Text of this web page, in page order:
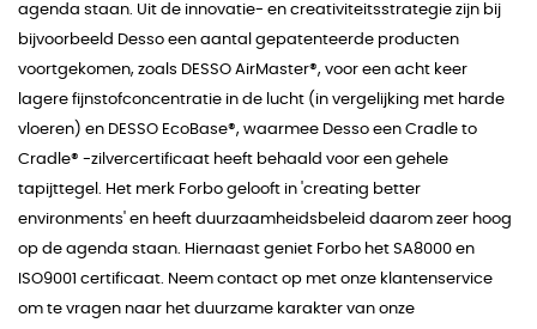
agenda staan. Uit de innovatie- en creativiteitsstrategie zijn bij
bijvoorbeeld Desso een aantal gepatenteerde producten
voortgekomen, zoals DESSO AirMaster®, voor een acht keer
lagere fijnstofconcentratie in de lucht (in vergelijking met harde
vloeren) en DESSO EcoBase®, waarmee Desso een Cradle to
Cradle® -zilvercertificaat heeft behaald voor een gehele
tapijttegel. Het merk Forbo gelooft in 'creating better
environments' en heeft duurzaamheidsbeleid daarom zeer hoog
op de agenda staan. Hiernaast geniet Forbo het SA8000 en
ISO9001 certificaat. Neem contact op met onze klantenservice
om te vragen naar het duurzame karakter van onze